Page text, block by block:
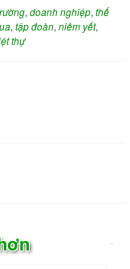
, doanh nghiệp, thế
, tập đoàn, niêm yết,
thự